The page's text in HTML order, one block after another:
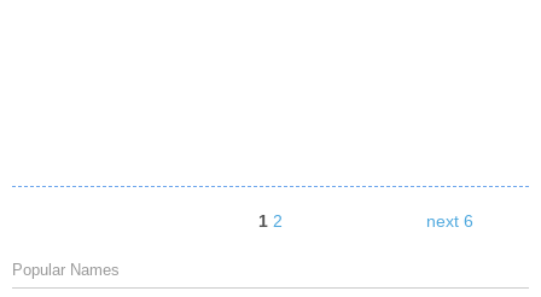
1 2 next 6
Popular Names